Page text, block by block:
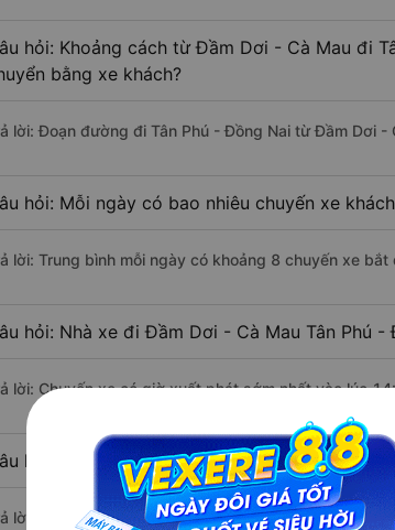
hỏi: Khoảng cách từ Đầm Dơi - Cà Mau đi
bằng xe khách?
lời: Đoạn đường đi Tân Phú - Đồng Nai từ Đầm Dơi
hỏi: Mỗi ngày có bao nhiêu chuyến xe
lời: Trung bình mỗi ngày có khoảng 8 chuyến xe
hỏi: Nhà xe đi Đầm Dơi - Cà Mau Tân Phú
lời: Chuyến xe có giờ xuất phát sớm nhất vào lúc
hỏi: Nhà xe đi Tân Phú - Đồng Nai từ Đầm
lời: Chuyến xe có giờ xuất phát trễ (muộn) nhất là